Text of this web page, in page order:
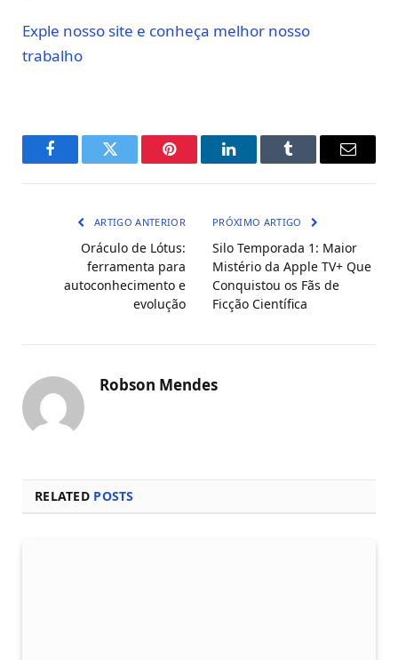
Exple nosso site e conheça melhor nosso
trabalho
FacebookTwitter Pinterest LinkedInTumblr
E-
ARTIGO ANTERIOR
Oráculo de Lótus:
ferramenta para
autoconhecimento e
evolução
PRÓXIMO ARTIGO
Silo Temporada 1: Maior
Mistério da Apple TV+ Que
Conquistou os Fãs de
Ficção Científica
Robson Mendes
RELATED POSTS